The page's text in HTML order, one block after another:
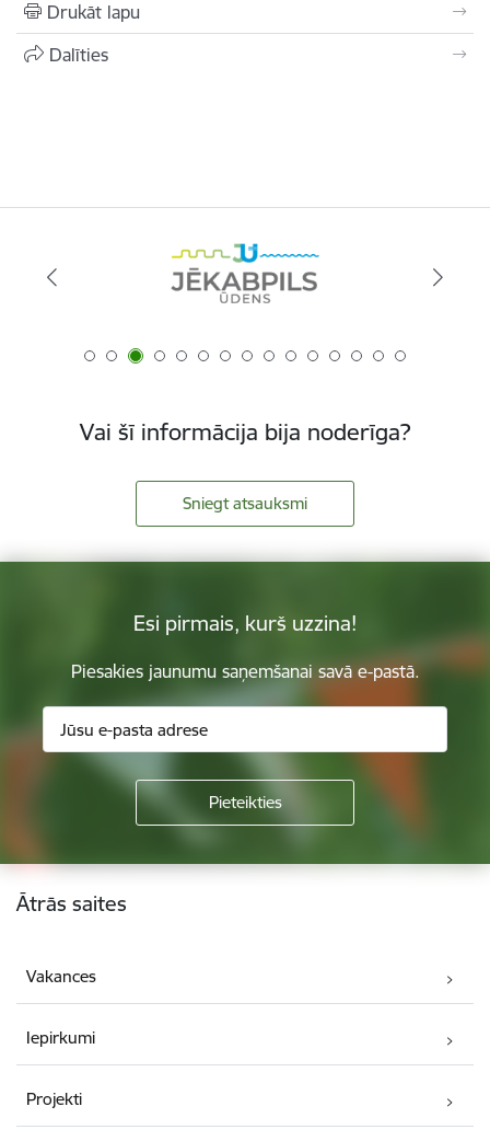
Drukāt lapu
Dalīties
Vai šī informācija bija noderīga?
Sniegt atsauksmi
Esi pirmais, kurš uzzina!
Piesakies jaunumu saņemšanai savā e-pastā.
Kājene
Ātrās saites
Vakances
Iepirkumi
Projekti